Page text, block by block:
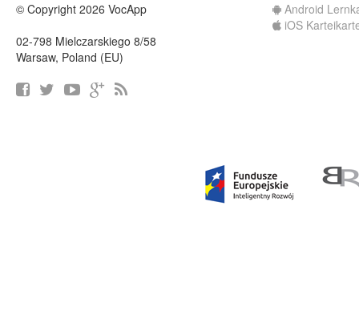
© Copyright 2026 VocApp
02-798 Mielczarskiego 8/58
Warsaw, Poland (EU)
Android
iOS